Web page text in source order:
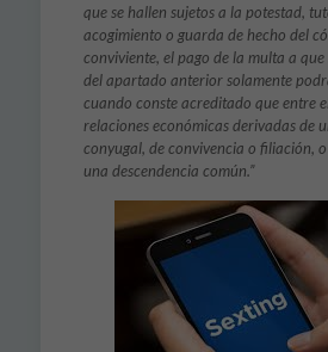
que se hallen sujetos a la po­testad,
acogimiento o guarda de hecho del
conviviente, el pago de la multa a
del apartado anterior solamente
cuando conste acreditado que entre
relaciones económicas derivadas de
conyugal, de convivencia o filiación,
una descendencia común.”